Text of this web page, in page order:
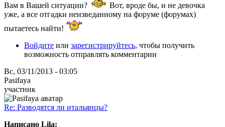
Вам в Вашей ситуации?
Вот, вроде бы, и не девочка
уже, а все отгадки неизведанному на форуме (форумах)
пытаетесь найти!
Войдите или зарегистрируйтесь, чтобы получить
возможность отправлять комментарии
Вс, 03/11/2013 - 03:05
Pasifaya
участник
Re: Разводятся ли итальянцы?
Написано Lila: